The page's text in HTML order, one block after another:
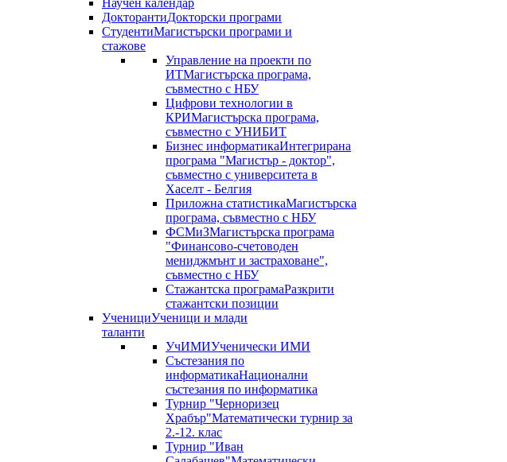
Научен календар
ДокторантиДокторски програми
СтудентиМагистърски програми и
стажове
Управление на проекти по
ИТМагистърска програма,
съвместно с НБУ
Цифрови технологии в
КРИМагистърска програма,
съвместно с УНИБИТ
Бизнес информатикаИнтегрирана
програма "Магистър - доктор",
съвместно с университета в
Хаселт - Белгия
Приложна статистикаМагистърска
програма, съвместно с НБУ
ФСМиЗМагистърска програма
"Финансово-счетоводен
мениджмънт и застраховане",
съвместно с НБУ
Стажантска програмаРазкрити
стажантски позиции
УченициУченици и млади
таланти
УчИМИУченически ИМИ
Състезания по
информатикаНационални
състезания по информатика
Турнир "Черноризец
Храбър"Математически турнир за
2.-12. клас
Турнир "Иван